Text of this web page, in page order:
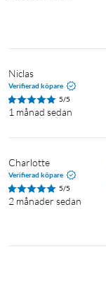
Niclas
Verifierad köpare
5/5
1 månad sedan
Charlotte
Verifierad köpare
5/5
2 månader sedan